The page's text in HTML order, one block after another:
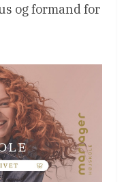
og formand for